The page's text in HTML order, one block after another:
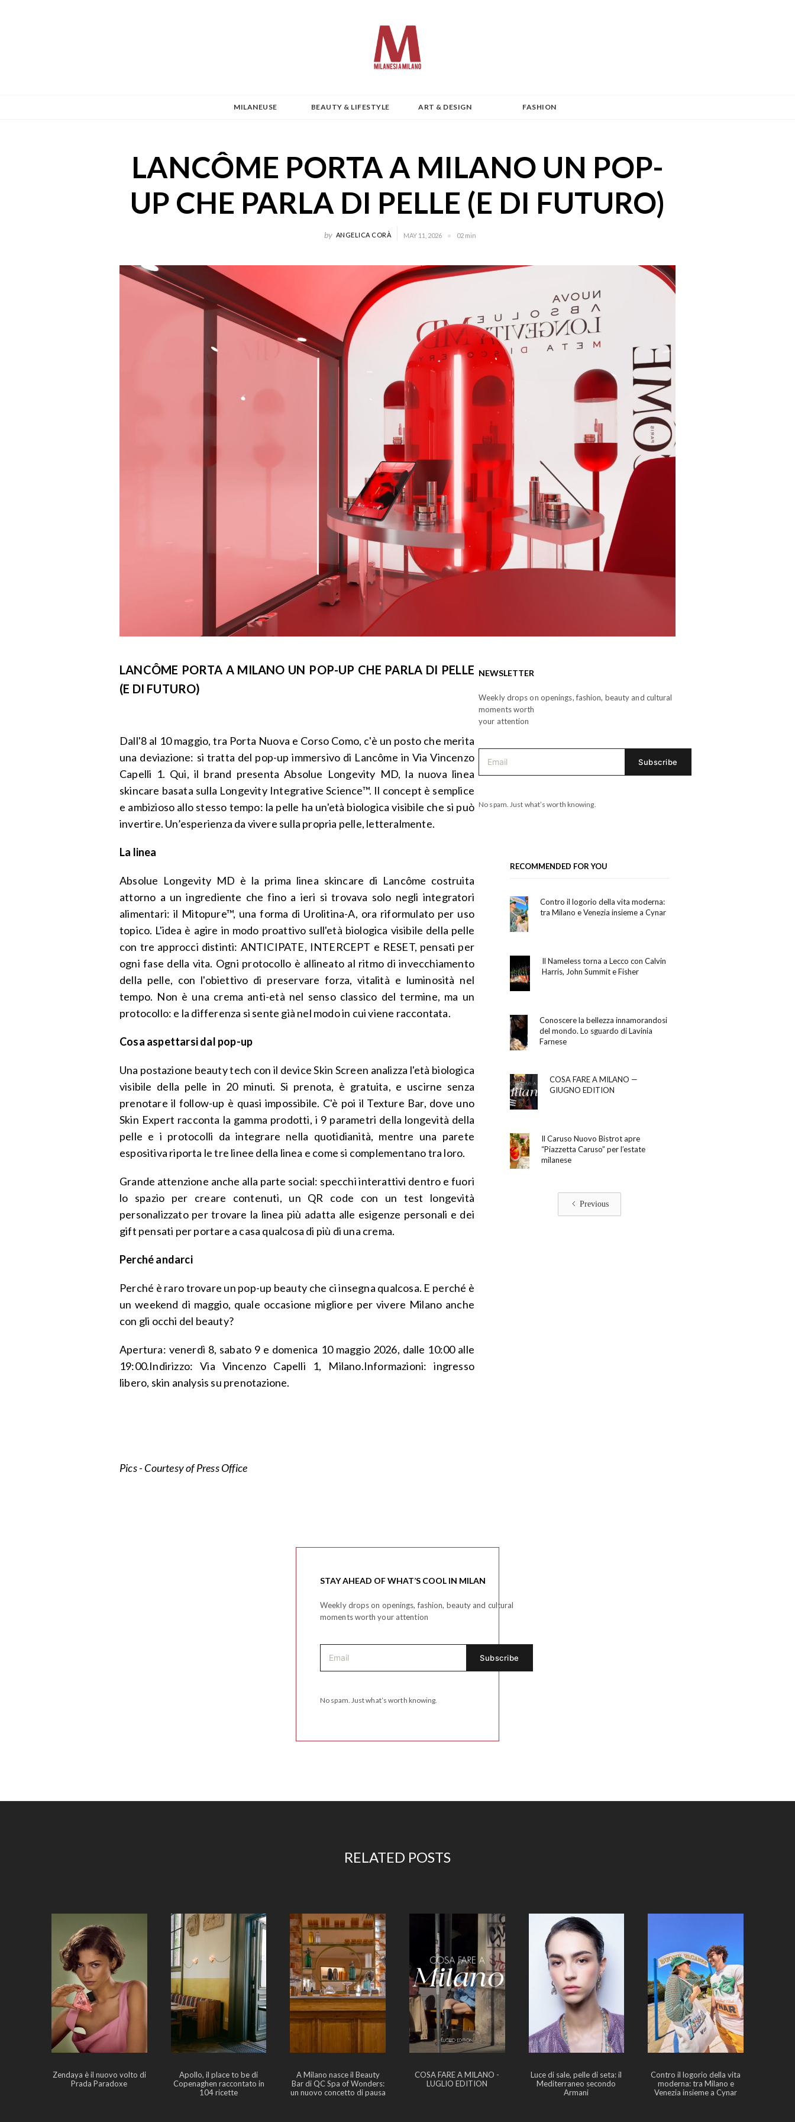
MILANEUSE BEAUTY & LIFESTYLE ART & DESIGN FASHION
LANCÔME PORTA A MILANO UN POP-
UP CHE PARLA DI PELLE (E DI FUTURO)
by ANGELICA CORÀ MAY 11, 2026 02 min
LANCÔME PORTA A MILANO UN POP-UP CHE PARLA DI PELLE
(E DI FUTURO)
Dall'8 al 10 maggio, tra Porta Nuova e Corso Como, c'è un posto che merita
una deviazione: si tratta del pop-up immersivo di Lancôme in Via Vincenzo
Capelli 1. Qui, il brand presenta Absolue Longevity MD, la nuova linea
skincare basata sulla Longevity Integrative Science™. Il concept è semplice
e ambizioso allo stesso tempo: la pelle ha un'età biologica visibile che si può
invertire. Un’esperienza da vivere sulla propria pelle, letteralmente.
La linea
Absolue Longevity MD è la prima linea skincare di Lancôme costruita
attorno a un ingrediente che fino a ieri si trovava solo negli integratori
alimentari: il Mitopure™, una forma di Urolitina-A, ora riformulato per uso
topico. L'idea è agire in modo proattivo sull'età biologica visibile della pelle
con tre approcci distinti: ANTICIPATE, INTERCEPT e RESET, pensati per
ogni fase della vita. Ogni protocollo è allineato al ritmo di invecchiamento
della pelle, con l'obiettivo di preservare forza, vitalità e luminosità nel
tempo. Non è una crema anti-età nel senso classico del termine, ma un
protocollo: e la differenza si sente già nel modo in cui viene raccontata.
Cosa aspettarsi dal pop-up
Una postazione beauty tech con il device Skin Screen analizza l'età biologica
visibile della pelle in 20 minuti. Si prenota, è gratuita, e uscirne senza
prenotare il follow-up è quasi impossibile. C'è poi il Texture Bar, dove uno
Skin Expert racconta la gamma prodotti, i 9 parametri della longevità della
pelle e i protocolli da integrare nella quotidianità, mentre una parete
espositiva riporta le tre linee della linea e come si complementano tra loro.
Grande attenzione anche alla parte social: specchi interattivi dentro e fuori
lo spazio per creare contenuti, un QR code con un test longevità
personalizzato per trovare la linea più adatta alle esigenze personali e dei
gift pensati per portare a casa qualcosa di più di una crema.
Perché andarci
Perché è raro trovare un pop-up beauty che ci insegna qualcosa. E perché è
un weekend di maggio, quale occasione migliore per vivere Milano anche
con gli occhi del beauty?
Apertura: venerdì 8, sabato 9 e domenica 10 maggio 2026, dalle 10:00 alle
19:00.Indirizzo: Via Vincenzo Capelli 1, Milano.Informazioni: ingresso
libero, skin analysis su prenotazione.
Pics - Courtesy of Press Office
NEWSLETTER
Weekly drops on openings, fashion, beauty and cultural
moments worth
your attention
No spam. Just what’s worth knowing.
RECOMMENDED FOR YOU
Contro il logorio della vita moderna:
tra Milano e Venezia insieme a Cynar
Il Nameless torna a Lecco con Calvin
Harris, John Summit e Fisher
Conoscere la bellezza innamorandosi
del mondo. Lo sguardo di Lavinia
Farnese
COSA FARE A MILANO —
GIUGNO EDITION
Il Caruso Nuovo Bistrot apre
“Piazzetta Caruso” per l’estate
milanese
Previous
STAY AHEAD OF WHAT’S COOL IN MILAN
Weekly drops on openings, fashion, beauty and cultural
moments worth your attention
No spam. Just what’s worth knowing.
RELATED POSTS
Zendaya è il nuovo volto di
Prada Paradoxe
Apollo, il place to be di
Copenaghen raccontato in
104 ricette
A Milano nasce il Beauty
Bar di QC Spa of Wonders:
un nuovo concetto di pausa
COSA FARE A MILANO -
LUGLIO EDITION
Luce di sale, pelle di seta: il
Mediterraneo secondo
Armani
Contro il logorio della vita
moderna: tra Milano e
Venezia insieme a Cynar